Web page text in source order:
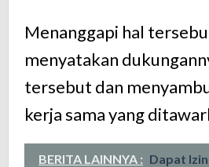
Menanggapi hal
menyatakan
tersebut dan
kerja sama yang
BERITA LAINNYA : Dapat